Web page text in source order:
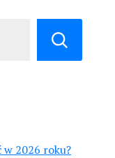
w 2026 roku?